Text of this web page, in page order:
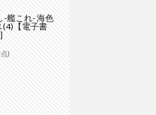
-艦これ- 海色
(4)【電子書
)